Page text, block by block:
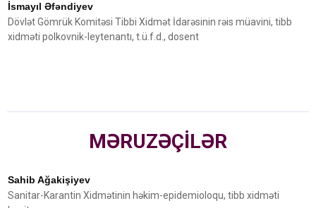
İsmayıl Əfəndiyev
Dövlət Gömrük Komitəsi Tibbi Xidmət İdarəsinin rəis müavini, tibb
xidməti polkovnik-leytenantı, t.ü.f.d., dosent
MƏRUZƏÇİLƏR
Sahib Ağakişiyev
Sanitar-Karantin Xidmətinin həkim-epidemioloqu, tibb xidməti